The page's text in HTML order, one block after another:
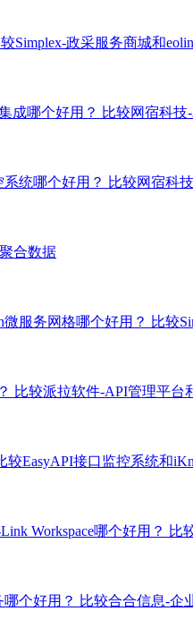
Simplex-政采服务商城和
成哪个好用？ 比较网宿科技
统哪个好用？ 比较网宿科
合数据
微服务网格哪个好用？ 比较
比较派拉软件-API管理平台
较EasyAPI接口监控系统和
Workspace哪个好用？ 比
个好用？ 比较合合信息-企